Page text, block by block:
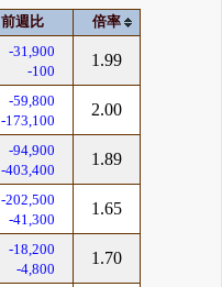
前週比 倍率
-31,900
-100
1.99
-59,800
-173,100
2.00
-94,900
-403,400
1.89
-202,500
-41,300
1.65
-18,200
-4,800
1.70